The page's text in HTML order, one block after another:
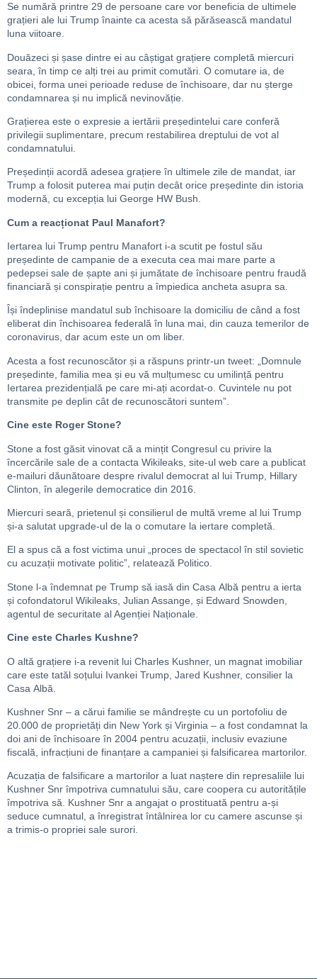
Se numără printre 29 de persoane care vor beneficia de ultimele
grațieri ale lui Trump înainte ca acesta să părăsească mandatul
luna viitoare.
Douăzeci și șase dintre ei au câștigat grațiere completă miercuri
seara, în timp ce alți trei au primit comutări. O comutare ia, de
obicei, forma unei perioade reduse de închisoare, dar nu șterge
condamnarea și nu implică nevinovăție.
Grațierea este o expresie a iertării președintelui care conferă
privilegii suplimentare, precum restabilirea dreptului de vot al
condamnatului.
Președinții acordă adesea grațiere în ultimele zile de mandat, iar
Trump a folosit puterea mai puțin decât orice președinte din istoria
modernă, cu excepția lui George HW Bush.
Cum a reacționat Paul Manafort?
Iertarea lui Trump pentru Manafort i-a scutit pe fostul său
președinte de campanie de a executa cea mai mare parte a
pedepsei sale de șapte ani și jumătate de închisoare pentru fraudă
financiară și conspirație pentru a împiedica ancheta asupra sa.
Își îndeplinise mandatul sub închisoare la domiciliu de când a fost
eliberat din închisoarea federală în luna mai, din cauza temerilor de
coronavirus, dar acum este un om liber.
Acesta a fost recunoscător și a răspuns printr-un tweet: „Domnule
președinte, familia mea și eu vă mulțumesc cu umilință pentru
Iertarea prezidențială pe care mi-ați acordat-o. Cuvintele nu pot
transmite pe deplin cât de recunoscători suntem”.
Cine este Roger Stone?
Stone a fost găsit vinovat că a mințit Congresul cu privire la
încercările sale de a contacta Wikileaks, site-ul web care a publicat
e-mailuri dăunătoare despre rivalul democrat al lui Trump, Hillary
Clinton, în alegerile democratice din 2016.
Miercuri seară, prietenul și consilierul de multă vreme al lui Trump
și-a salutat upgrade-ul de la o comutare la iertare completă.
El a spus că a fost victima unui „proces de spectacol în stil sovietic
cu acuzații motivate politic”, relatează Politico.
Stone l-a îndemnat pe Trump să iasă din Casa Albă pentru a ierta
și cofondatorul Wikileaks, Julian Assange, și Edward Snowden,
agentul de securitate al Agenției Naționale.
Cine este Charles Kushne?
O altă grațiere i-a revenit lui Charles Kushner, un magnat imobiliar
care este tatăl soțului Ivankei Trump, Jared Kushner, consilier la
Casa Albă.
Kushner Snr – a cărui familie se mândrește cu un portofoliu de
20.000 de proprietăți din New York și Virginia – a fost condamnat la
doi ani de închisoare în 2004 pentru acuzații, inclusiv evaziune
fiscală, infracțiuni de finanțare a campaniei și falsificarea martorilor.
Acuzația de falsificare a martorilor a luat naștere din represaliile lui
Kushner Snr împotriva cumnatului său, care coopera cu autoritățile
împotriva să. Kushner Snr a angajat o prostituată pentru a-și
seduce cumnatul, a înregistrat întâlnirea lor cu camere ascunse și
a trimis-o propriei sale surori.